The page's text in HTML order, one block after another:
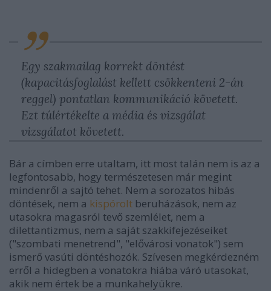
Egy szakmailag korrekt döntést
(kapacitásfoglalást kellett csökkenteni 2-án
reggel) pontatlan kommunikáció követett.
Ezt túlértékelte a média és vizsgálat
vizsgálatot követett.
Bár a címben erre utaltam, itt most talán nem is az a
legfontosabb, hogy természetesen már megint
mindenről a sajtó tehet. Nem a sorozatos hibás
döntések, nem a kispórolt beruházások, nem az
utasokra magasról tevő szemlélet, nem a
dilettantizmus, nem a saját szakkifejezéseiket
("szombati menetrend", "elővárosi vonatok") sem
ismerő vasúti döntéshozók. Szívesen megkérdezném
erről a hidegben a vonatokra hiába váró utasokat,
akik nem értek be a munkahelyükre.